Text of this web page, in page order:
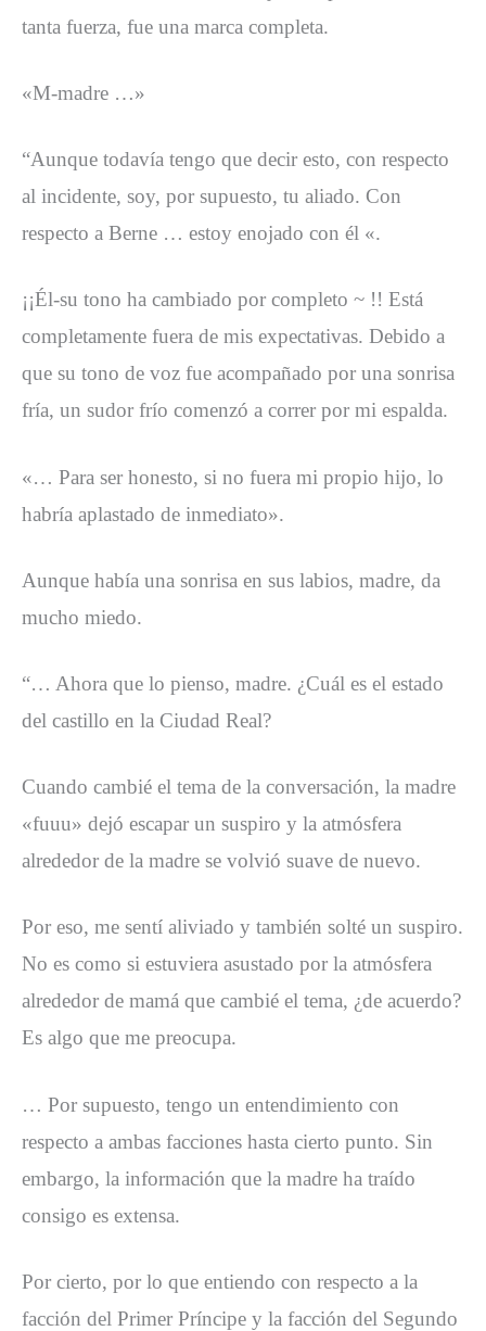
tanta fuerza, fue una marca completa.
«M-madre …»
“Aunque todavía tengo que decir esto, con respecto
al incidente, soy, por supuesto, tu aliado. Con
respecto a Berne … estoy enojado con él «.
¡¡Él-su tono ha cambiado por completo ~ !! Está
completamente fuera de mis expectativas. Debido a
que su tono de voz fue acompañado por una sonrisa
fría, un sudor frío comenzó a correr por mi espalda.
«… Para ser honesto, si no fuera mi propio hijo, lo
habría aplastado de inmediato».
Aunque había una sonrisa en sus labios, madre, da
mucho miedo.
“… Ahora que lo pienso, madre. ¿Cuál es el estado
del castillo en la Ciudad Real?
Cuando cambié el tema de la conversación, la madre
«fuuu» dejó escapar un suspiro y la atmósfera
alrededor de la madre se volvió suave de nuevo.
Por eso, me sentí aliviado y también solté un suspiro.
No es como si estuviera asustado por la atmósfera
alrededor de mamá que cambié el tema, ¿de acuerdo?
Es algo que me preocupa.
… Por supuesto, tengo un entendimiento con
respecto a ambas facciones hasta cierto punto. Sin
embargo, la información que la madre ha traído
consigo es extensa.
Por cierto, por lo que entiendo con respecto a la
facción del Primer Príncipe y la facción del Segundo